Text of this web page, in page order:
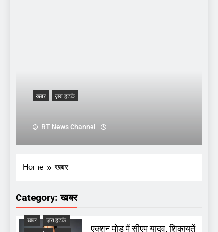
खबर ज़रा हटके
RT News Channel
Home खबर
Category:खबर
खबर
ज़रा हटके
एक्शन मोड में सीएम यादव, शिकायतें